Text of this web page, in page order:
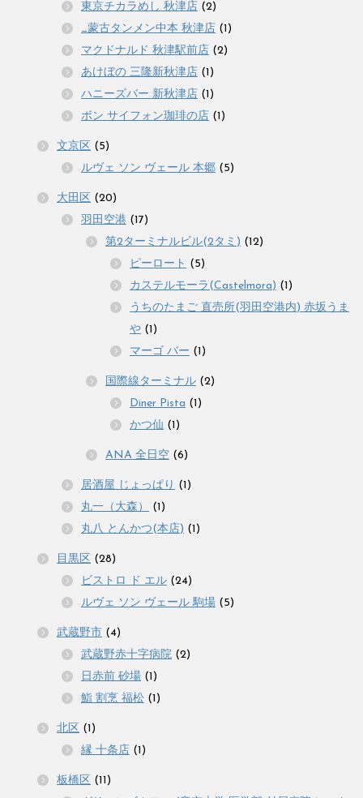
東京チカラめし 秋津店 (2)
_蒙古タンメン中本 秋津店 (1)
マクドナルド 秋津駅前店 (2)
あけぼの 三隆新秋津店 (1)
ハニーズバー 新秋津店 (1)
ボン サイフォン珈琲の店 (1)
文京区 (5)
ルヴェ ソン ヴェール 本郷 (5)
大田区 (20)
羽田空港 (17)
第2ターミナルビル(2タミ) (12)
ピーロート (5)
カステルモーラ(Castelmora) (1)
うちのたまご 直売所(羽田空港内) 赤坂うま
や (1)
マーゴ バー (1)
国際線ターミナル (2)
Diner Pista (1)
かつ仙 (1)
ANA 全日空 (6)
居酒屋 じょっぱり (1)
丸一（大森）
(1)
丸八 とんかつ(本店) (1)
目黒区 (28)
ビストロ ド エル (24)
ルヴェ ソン ヴェール 駒場 (5)
武蔵野市 (4)
武蔵野赤十字病院 (2)
日赤前 砂場 (1)
鮨 割烹 福松 (1)
北区 (1)
縁 十条店 (1)
板橋区 (11)